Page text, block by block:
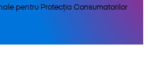
pentru Protecția Consumatorilor